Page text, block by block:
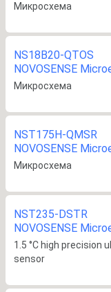
Микросхема
NS18B20-QTOS
NOVOSENSE
Микросхема
NST175H-QMSR
NOVOSENSE
Микросхема
NST235-DSTR
NOVOSENSE
1.5 °C high precision
sensor